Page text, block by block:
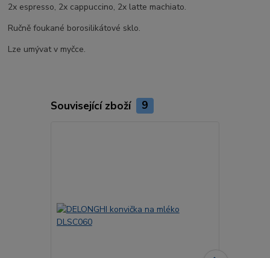
2x espresso, 2x cappuccino, 2x latte machiato.
Ručně foukané borosilikátové sklo.
Lze umývat v myčce.
Související zboží 9